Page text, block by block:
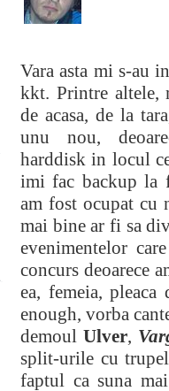
Vara asta mi s-au
kkt. Printre altele,
de acasa, de la
unu nou,
harddisk in locul
imi fac backup la
am fost ocupat cu
mai bine ar fi sa
evenimentelor
concurs deoarece
ea, femeia,
enough, vorba
demoulUlver,
split-urile cu
faptul ca suna